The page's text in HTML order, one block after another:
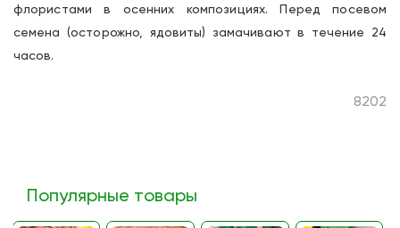
флористами в осенних композициях. Перед посевом
семена (осторожно, ядовиты) замачивают в течение 24
часов.
8202
Популярные товары